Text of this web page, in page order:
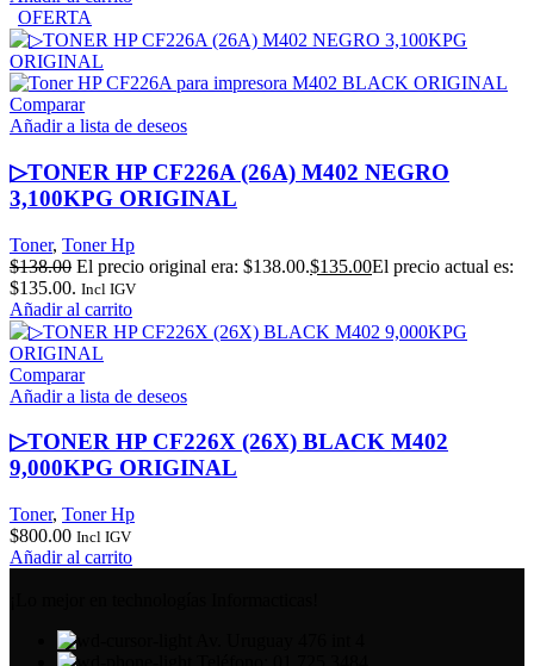
OFERTA
Comparar
Añadir a lista de deseos
▷TONER HP CF226A (26A) M402 NEGRO
3,100KPG ORIGINAL
Toner, Toner Hp
$138.00 El precio original era: $138.00.$135.00El precio actual es:
$135.00. Incl IGV
Añadir al carrito
Comparar
Añadir a lista de deseos
▷TONER HP CF226X (26X) BLACK M402
9,000KPG ORIGINAL
Toner, Toner Hp
$800.00 Incl IGV
Añadir al carrito